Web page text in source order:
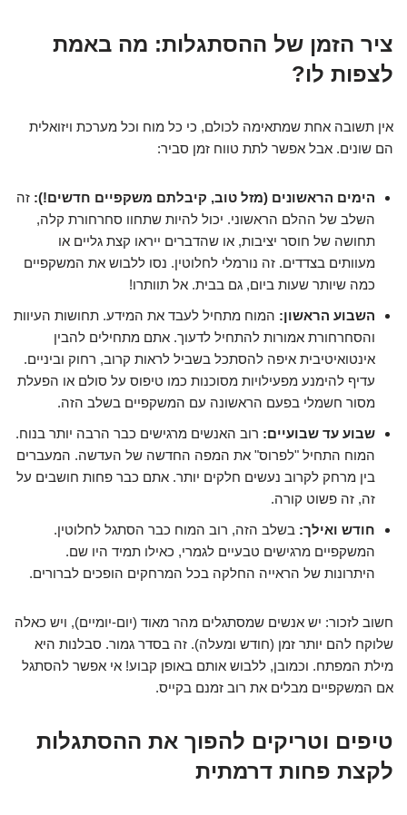
ציר הזמן של ההסתגלות: מה באמת
לצפות לו?
אין תשובה אחת שמתאימה לכולם, כי כל מוח וכל מערכת ויזואלית
הם שונים. אבל אפשר לתת טווח זמן סביר:
הימים הראשונים (מזל טוב, קיבלתם משקפיים חדשים!): זה
השלב של ההלם הראשוני. יכול להיות שתחוו סחרחורת קלה,
תחושה של חוסר יציבות, או שהדברים ייראו קצת גליים או
מעוותים בצדדים. זה נורמלי לחלוטין. נסו ללבוש את המשקפיים
כמה שיותר שעות ביום, גם בבית. אל תוותרו!
השבוע הראשון: המוח מתחיל לעבד את המידע. תחושות העיוות
והסחרחורת אמורות להתחיל לדעוך. אתם מתחילים להבין
אינטואיטיבית איפה להסתכל בשביל לראות קרוב, רחוק וביניים.
עדיף להימנע מפעילויות מסוכנות כמו טיפוס על סולם או הפעלת
מסור חשמלי בפעם הראשונה עם המשקפיים בשלב הזה.
שבוע עד שבועיים: רוב האנשים מרגישים כבר הרבה יותר בנוח.
המוח התחיל "לפרוס" את המפה החדשה של העדשה. המעברים
בין מרחק לקרוב נעשים חלקים יותר. אתם כבר פחות חושבים על
זה, זה פשוט קורה.
חודש ואילך: בשלב הזה, רוב המוח כבר הסתגל לחלוטין.
המשקפיים מרגישים טבעיים לגמרי, כאילו תמיד היו שם.
היתרונות של הראייה החלקה בכל המרחקים הופכים לברורים.
חשוב לזכור: יש אנשים שמסתגלים מהר מאוד (יום-יומיים), ויש כאלה
שלוקח להם יותר זמן (חודש ומעלה). זה בסדר גמור. סבלנות היא
מילת המפתח. וכמובן, ללבוש אותם באופן קבוע! אי אפשר להסתגל
אם המשקפיים מבלים את רוב זמנם בקייס.
טיפים וטריקים להפוך את ההסתגלות
לקצת פחות דרמתית